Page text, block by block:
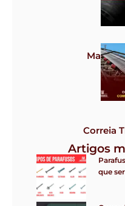
Correia
Artigos
que